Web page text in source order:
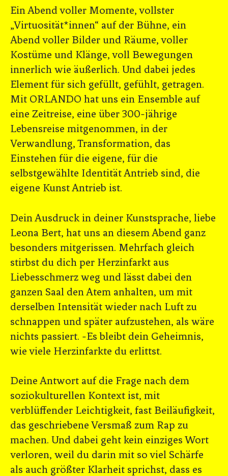
Ein Abend voller Momente, vollster
„Virtuosität*innen“ auf der Bühne, ein
Abend voller Bilder und Räume, voller
Kostüme und Klänge, voll Bewegungen
innerlich wie äußerlich. Und dabei jedes
Element für sich gefüllt, gefühlt, getragen.
Mit ORLANDO hat uns ein Ensemble auf
eine Zeitreise, eine über 300-jährige
Lebensreise mitgenommen, in der
Verwandlung, Transformation, das
Einstehen für die eigene, für die
selbstgewählte Identität Antrieb sind, die
eigene Kunst Antrieb ist.
Dein Ausdruck in deiner Kunstsprache, liebe
Leona Bert, hat uns an diesem Abend ganz
besonders mitgerissen. Mehrfach gleich
stirbst du dich per Herzinfarkt aus
Liebesschmerz weg und lässt dabei den
ganzen Saal den Atem anhalten, um mit
derselben Intensität wieder nach Luft zu
schnappen und später aufzustehen, als wäre
nichts passiert. -Es bleibt dein Geheimnis,
wie viele Herzinfarkte du erlittst.
Deine Antwort auf die Frage nach dem
soziokulturellen Kontext ist, mit
verblüffender Leichtigkeit, fast Beiläufigkeit,
das geschriebene Versmaß zum Rap zu
machen. Und dabei geht kein einziges Wort
verloren, weil du darin mit so viel Schärfe
als auch größter Klarheit sprichst, dass es